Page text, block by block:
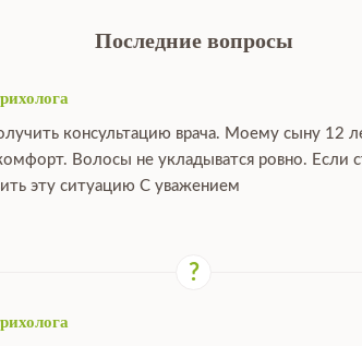
Последние вопросы
консультацию врача. Моему сыну 12
Волосы не укладыватся ровно. Если
эту ситуацию С уважением